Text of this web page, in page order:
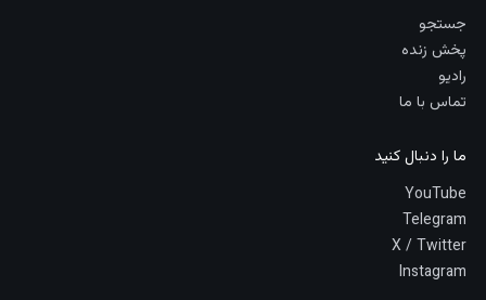
جستجو
پخش زنده
رادیو
تماس با ما
ما را دنبال کنید
YouTube
Telegram
X / Twitter
Instagram